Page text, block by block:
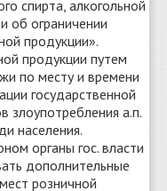
спирта, алкогольной
об ограничении
продукции».
продукции путем
по месту и времени
государственной
злоупотребления а.п.
населения.
органы гос. власти
дополнительные
розничной